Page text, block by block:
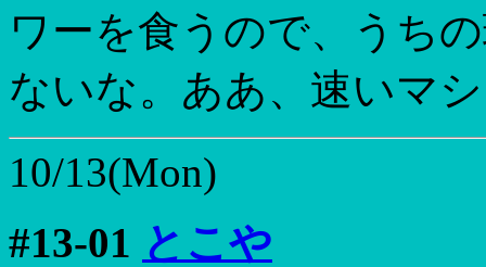
ワーを食うので、うち
ないな。ああ、速いマ
10/13(Mon)
#13-01 とこや